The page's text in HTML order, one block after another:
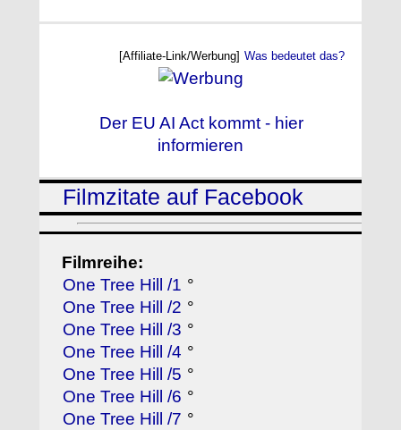
[Affiliate-Link/Werbung] Was bedeutet das?
Der EU AI Act kommt - hier
informieren
Filmzitate auf Facebook
Filmreihe:
One Tree Hill /1 °
One Tree Hill /2 °
One Tree Hill /3 °
One Tree Hill /4 °
One Tree Hill /5 °
One Tree Hill /6 °
One Tree Hill /7 °